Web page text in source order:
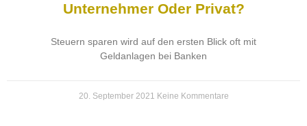
Unternehmer Oder Privat?
Steuern sparen wird auf den ersten Blick oft mit
Geldanlagen bei Banken
20. September 2021 Keine Kommentare